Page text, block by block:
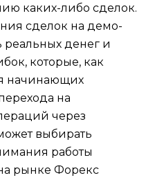
каких-либо сделок.
сделок на демо-
реальных денег и
которые, как
начинающих
на
через
выбирать
работы
рынке Форекс